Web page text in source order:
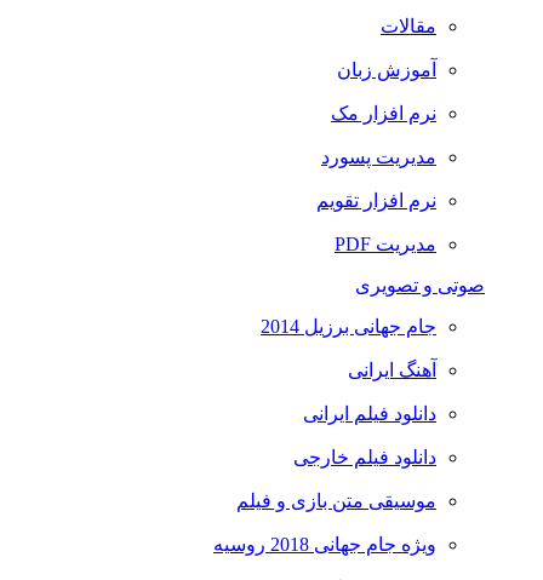
مقالات
آموزش زبان
نرم افزار مک
مدیریت پسورد
نرم افزار تقویم
مدیریت PDF
صوتی و تصویری
جام جهانی برزیل 2014
آهنگ ایرانی
دانلود فیلم ایرانی
دانلود فیلم خارجی
موسیقی متن بازی و فیلم
ویژه جام جهانی 2018 روسیه